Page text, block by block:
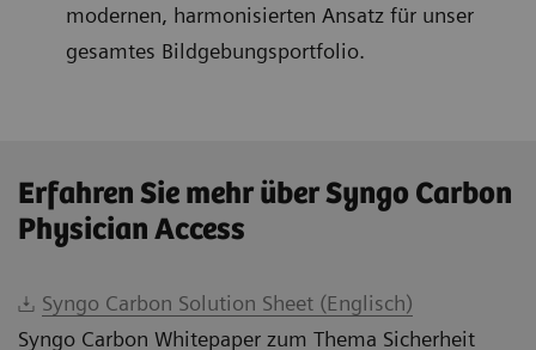
modernen, harmonisierten Ansatz für unser
gesamtes Bildgebungsportfolio.
Erfahren Sie mehr über Syngo Carbon
Physician Access
Syngo Carbon Solution Sheet (Englisch)
Syngo Carbon Whitepaper zum Thema Sicherheit